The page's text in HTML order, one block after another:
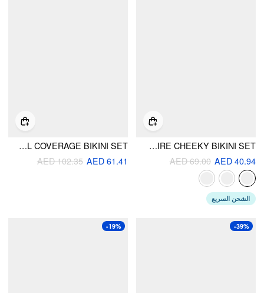
SWEETHEART NECKLINE RIB UNDERWIRE CHEEKY BIKINI SET
AED 40.94
AED 69.00
الشحن السريع
SWEETHEART RUCHED HALTER FULL COVERAGE BIKINI SET
AED 61.41
AED 102.35
-39%
-19%